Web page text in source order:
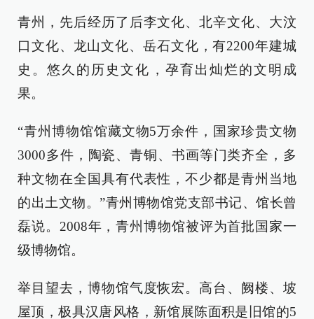
青州，先后经历了后李文化、北辛文化、大汶
口文化、龙山文化、岳石文化，有2200年建城
史。悠久的历史文化，孕育出灿烂的文明成
果。
“青州博物馆馆藏文物5万余件，国家珍贵文物
3000多件，陶瓷、青铜、书画等门类齐全，多
种文物在全国具有代表性，不少都是青州当地
的出土文物。”青州博物馆党支部书记、馆长曾
磊说。2008年，青州博物馆被评为首批国家一
级博物馆。
举目望去，博物馆气度恢宏。高台、阙楼、坡
屋顶，极具汉唐风格，新馆展陈面积是旧馆的5